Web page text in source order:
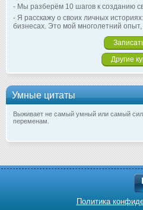
- Мы разберём 10 шагов к созданию
- Я расскажу о своих личных
бизнесах. Это мой многолетний
Другие
Умные цитаты
Выживает не самый умный или самый
переменам.
Политика